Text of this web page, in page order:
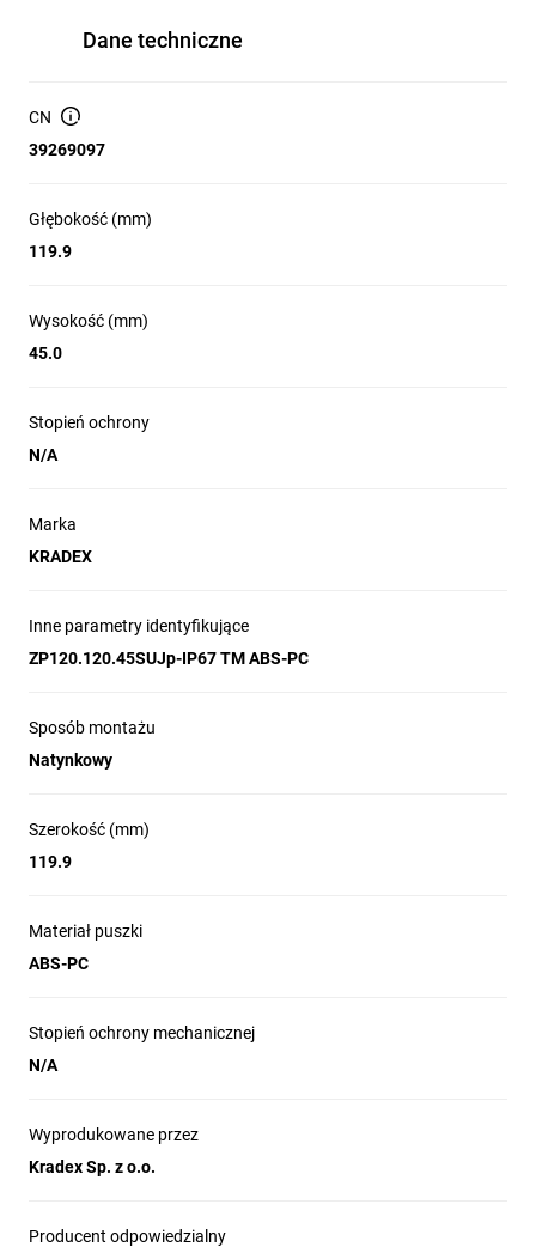
Dane techniczne
CN
39269097
Głębokość (mm)
119.9
Wysokość (mm)
45.0
Stopień ochrony
N/A
Marka
KRADEX
Inne parametry identyfikujące
ZP120.120.45SUJp-IP67 TM ABS-PC
Sposób montażu
Natynkowy
Szerokość (mm)
119.9
Materiał puszki
ABS-PC
Stopień ochrony mechanicznej
N/A
Wyprodukowane przez
Kradex Sp. z o.o.
Producent odpowiedzialny